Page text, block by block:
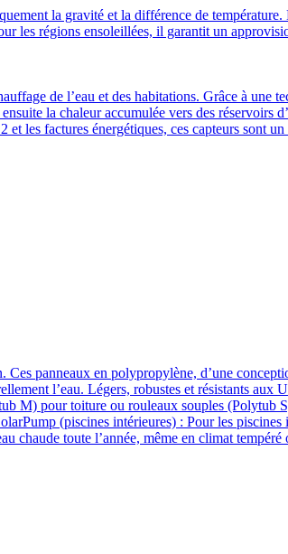
la gravité et la différence de température.
les régions ensoleillées, il garantit un
de l’eau et des habitations. Grâce à une
la chaleur accumulée vers des réservoirs
les factures énergétiques, ces capteurs sont un
panneaux en polypropylène, d’une
l’eau. Légers, robustes et résistants aux
M) pour toiture ou rouleaux souples (Polytub
(piscines intérieures) : Pour les piscines
chaude toute l’année, même en climat tempéré